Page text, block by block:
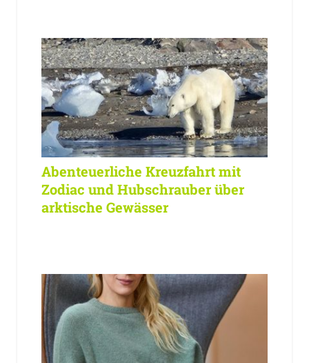
Abenteuerliche Kreuzfahrt mit
Zodiac und Hubschrauber über
arktische Gewässer